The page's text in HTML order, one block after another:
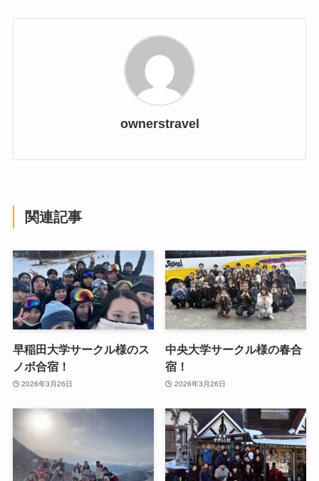
ownerstravel
関連記事
早稲田大学サークル様のス
ノボ合宿！
2026年3月26日
中央大学サークル様の春合
宿！
2026年3月26日